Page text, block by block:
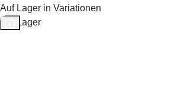
Auf Lager in Variationen
Auf Lager